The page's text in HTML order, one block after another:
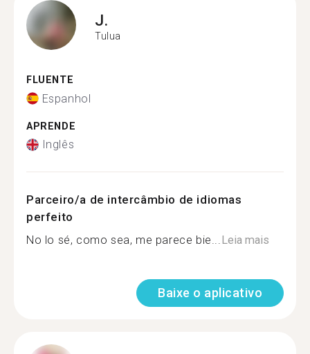
J.
Tulua
FLUENTE
Espanhol
APRENDE
Inglês
Parceiro/a de intercâmbio de idiomas
perfeito
No lo sé, como sea, me parece bie...Leia mais
Baixe o aplicativo